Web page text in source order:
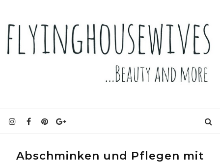
Abschminken und Pflegen mit